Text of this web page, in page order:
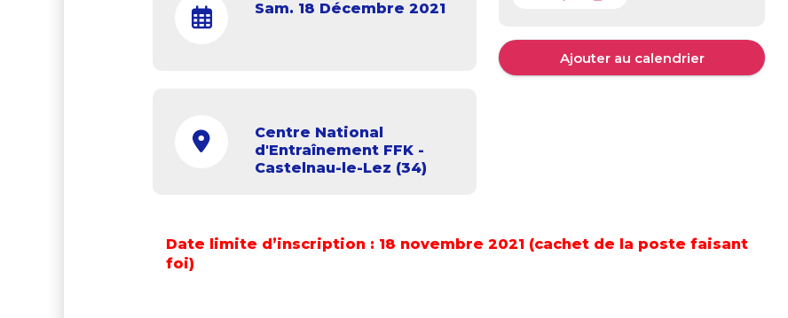
Sam. 18 Décembre 2021
Centre National
d'Entraînement FFK -
Castelnau-le-Lez (34)
Ajouter au calendrier
Date limite d’inscription : 18 novembre 2021 (cachet de la poste faisant
foi)